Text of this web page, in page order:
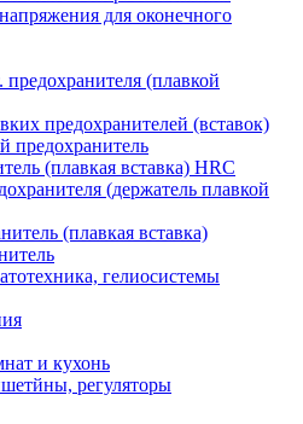
для оконечного
предохранителя (плавкой
предохранителей (вставок)
(плавкая вставка) HRC
(держатель плавкой
(плавкая вставка)
гелиосистемы
и кухонь
регуляторы